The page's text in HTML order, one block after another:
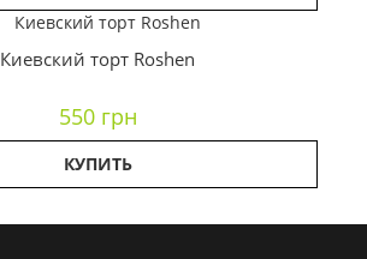
Киевский торт Roshen
550 грн
КУПИТЬ